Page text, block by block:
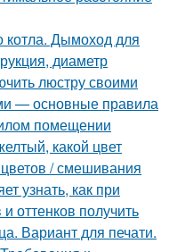
котла. Дымоход для
диаметр
люстру своими
— основные правила
помещении
какой цвет
/ смешивания
узнать, как при
оттенков получить
Вариант для печати.